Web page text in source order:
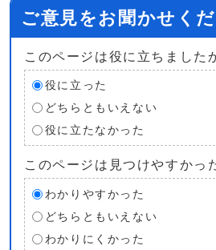
ご意見をお聞かせく
このページは役に立ちました
役に立った
どちらともいえない
役に立たなかった
このページは見つけやすかっ
わかりやすかった
どちらともいえない
わかりにくかった